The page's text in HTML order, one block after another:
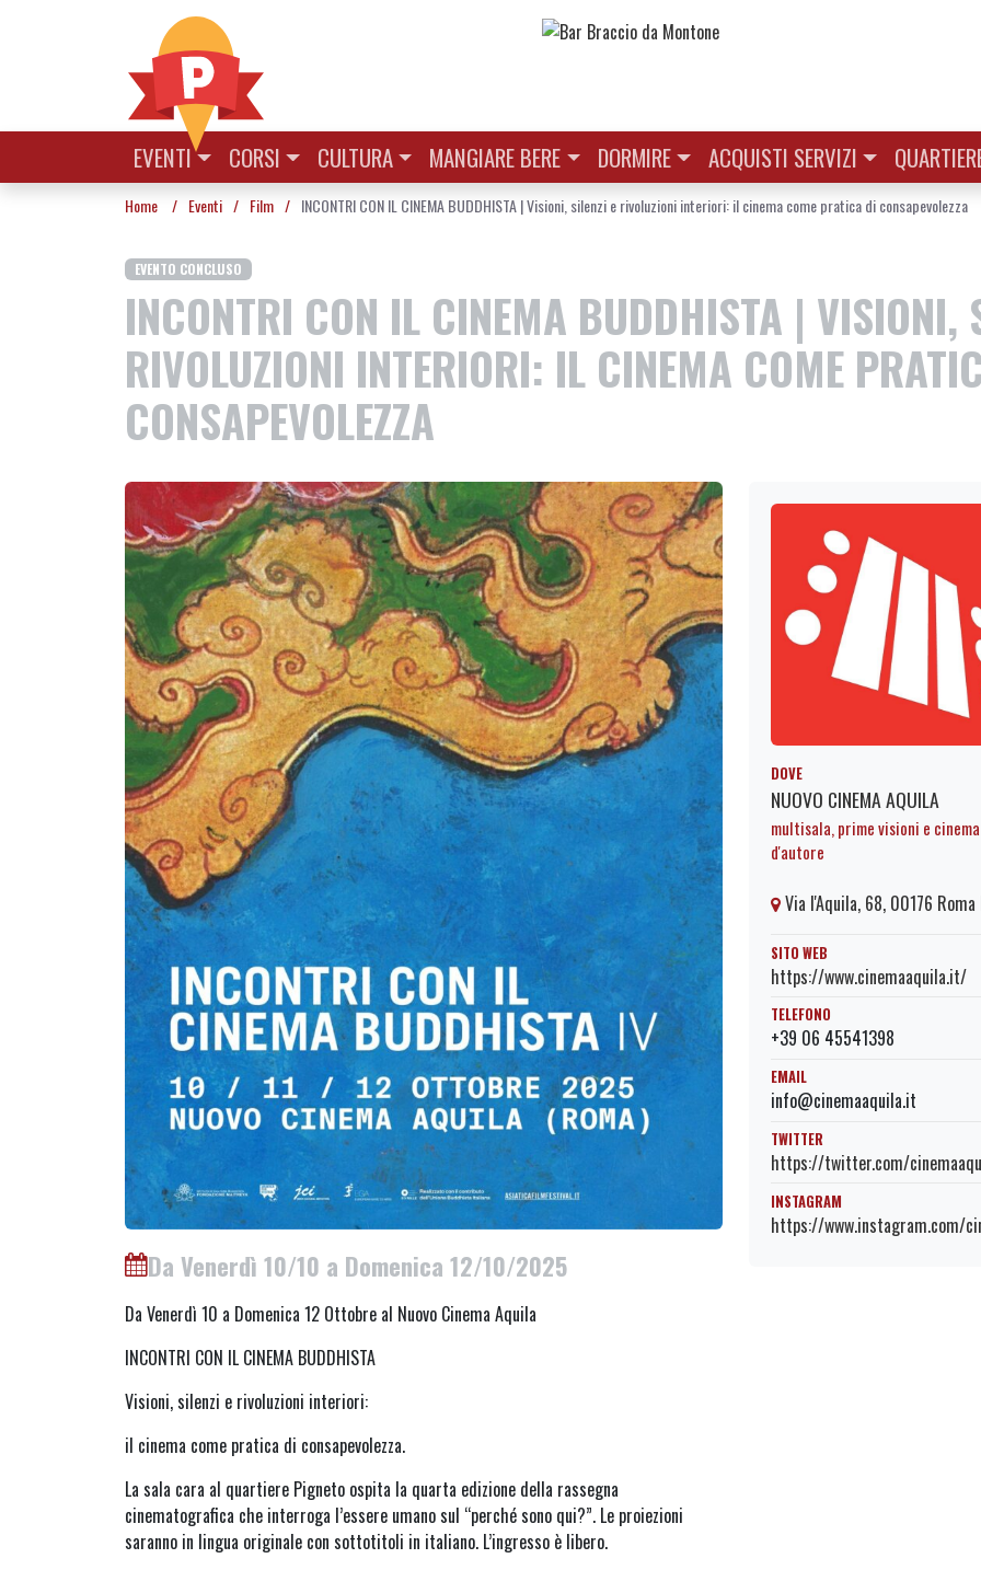
EVENTI CORSI CULTURA MANGIARE BERE DORMIRE ACQUISTI SERVIZI
Home / Eventi / Film / INCONTRI CON IL CINEMA BUDDHISTA | Visioni, silenzi e rivoluzioni interiori: il cinema come pratica di consapevolezza
EVENTO CONCLUSO
INCONTRI CON IL CINEMA BUDDHISTA | VISIONI,
RIVOLUZIONI INTERIORI: IL CINEMA COME
CONSAPEVOLEZZA
Da Venerdì 10/10 a Domenica 12/10/2025
Da Venerdì 10 a Domenica 12 Ottobre al Nuovo Cinema Aquila
INCONTRI CON IL CINEMA BUDDHISTA
Visioni, silenzi e rivoluzioni interiori:
il cinema come pratica di consapevolezza.
La sala cara al quartiere Pigneto ospita la quarta edizione della rassegna
cinematografica che interroga l’essere umano sul “perché sono qui?”. Le proiezioni
saranno in lingua originale con sottotitoli in italiano. L’ingresso è libero.
DOVE
NUOVO CINEMA AQUILA
multisala, prime visioni e cinema
d'autore
Via l'Aquila, 68, 00176 Roma
SITO WEB
https://www.cinemaaquila.it/
TELEFONO
+39 06 45541398
EMAIL
info@cinemaaquila.it
TWITTER
https://twitter.com/
INSTAGRAM
https://www.instagram.com/